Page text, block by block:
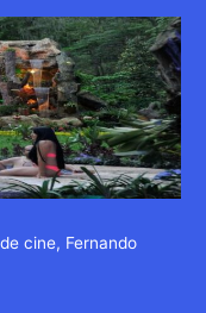
cine, Fernando